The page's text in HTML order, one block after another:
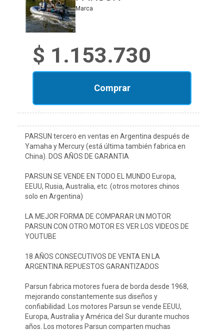
Marca
$ 1.153.730
Comprar
PARSUN tercero en ventas en Argentina después de
Yamaha y Mercury (está última también fabrica en
China). DOS AÑOS DE GARANTIA
PARSUN SE VENDE EN TODO EL MUNDO Europa,
EEUU, Rusia, Australia, etc. (otros motores chinos
solo en Argentina)
LA MEJOR FORMA DE COMPARAR UN MOTOR
PARSUN CON OTRO MOTOR ES VER LOS VIDEOS DE
YOUTUBE
18 AÑOS CONSECUTIVOS DE VENTA EN LA
ARGENTINA REPUESTOS GARANTIZADOS
Parsun fabrica motores fuera de borda desde 1968,
mejorando constantemente sus diseños y
confiabilidad. Los motores Parsun se vende EEUU,
Europa, Australia y América del Sur durante muchos
años. Los motores Parsun comparten muchas